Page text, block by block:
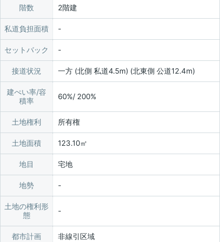
階数 2階建
私道負担面積
セットバック
接道状況 一方 (北側 私道4.5m) (北東側 公道12.4m)
建ぺい率/容
積率
60%/ 200%
土地権利 所有権
土地面積 123.10㎡
地目 宅地
地勢
土地の権利形
態
都市計画 非線引区域